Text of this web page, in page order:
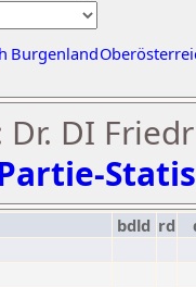
Burgenland
DI
bdld rd